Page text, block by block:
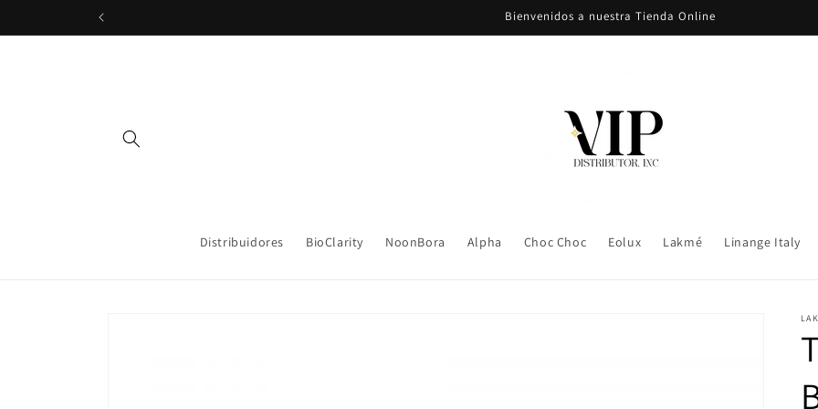
directamente
al contenido
Bienvenidos a nuestra Tienda Online
Distribuidores BioClarity NoonBora Alpha Choc Choc Eolux Lakmé Linange Italy